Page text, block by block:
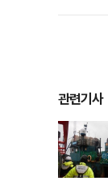
관련기사